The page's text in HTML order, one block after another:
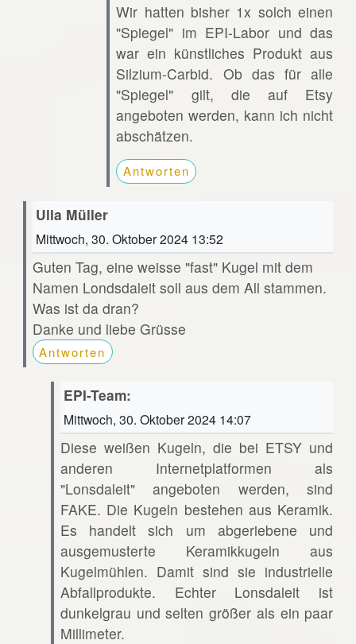
Wir hatten bisher 1x solch einen
"Spiegel" im EPI-Labor und das
war ein künstliches Produkt aus
Silzium-Carbid. Ob das für alle
"Spiegel" gilt, die auf Etsy
angeboten werden, kann ich nicht
abschätzen.
Antworten
Ulla Müller
Mittwoch, 30. Oktober 2024 13:52
Guten Tag, eine weisse "fast" Kugel mit dem
Namen Londsdaleit soll aus dem All stammen.
Was ist da dran?
Danke und liebe Grüsse
Antworten
EPI-Team:
Mittwoch, 30. Oktober 2024 14:07
Diese weißen Kugeln, die bei ETSY und
anderen Internetplatformen als
"Lonsdaleit" angeboten werden, sind
FAKE. Die Kugeln bestehen aus Keramik.
Es handelt sich um abgeriebene und
ausgemusterte Keramikkugeln aus
Kugelmühlen. Damit sind sie industrielle
Abfallprodukte. Echter Lonsdaleit ist
dunkelgrau und selten größer als ein paar
Millimeter.